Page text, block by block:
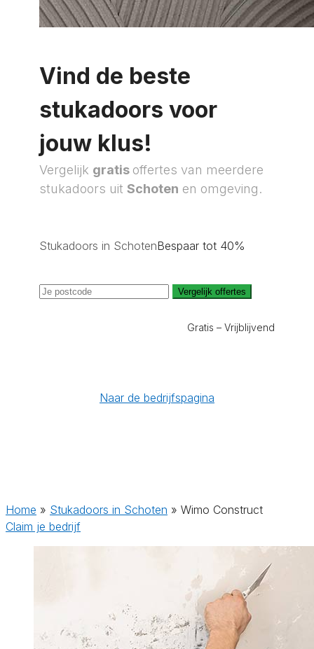
Vind de beste
stukadoors voor
jouw klus!
Vergelijk gratis offertes van meerdere
stukadoors uit Schoten en omgeving.
Stukadoors in SchotenBespaar tot 40%
Vergelijk offertes
Gratis – Vrijblijvend
Naar de bedrijfspagina
Home » Stukadoors in Schoten » Wimo Construct
Claim je bedrijf